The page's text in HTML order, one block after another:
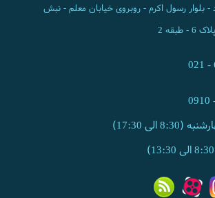
- بلوار رسول اکرم - روبروی خیابان معلم - نبش
2
الی 17:30)